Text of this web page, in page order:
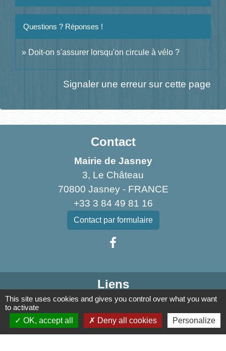
Questions ? Réponses !
Doit-on s'assurer lorsqu'on circule à vélo ?
Signaler une erreur sur cette page
Contact
Mairie de Jasney
3, Le Château
70800 Jasney - FRANCE
+33 3 84 49 81 16
Contact par formulaire
Liens
Communauté de Communes de la Haute Comté
OT Luxeuil Vosges du Sud
Association pour le Développement du Pays
This site uses cookies and gives you control over what you want
to activate
OK, accept all
Deny all cookies Personalize